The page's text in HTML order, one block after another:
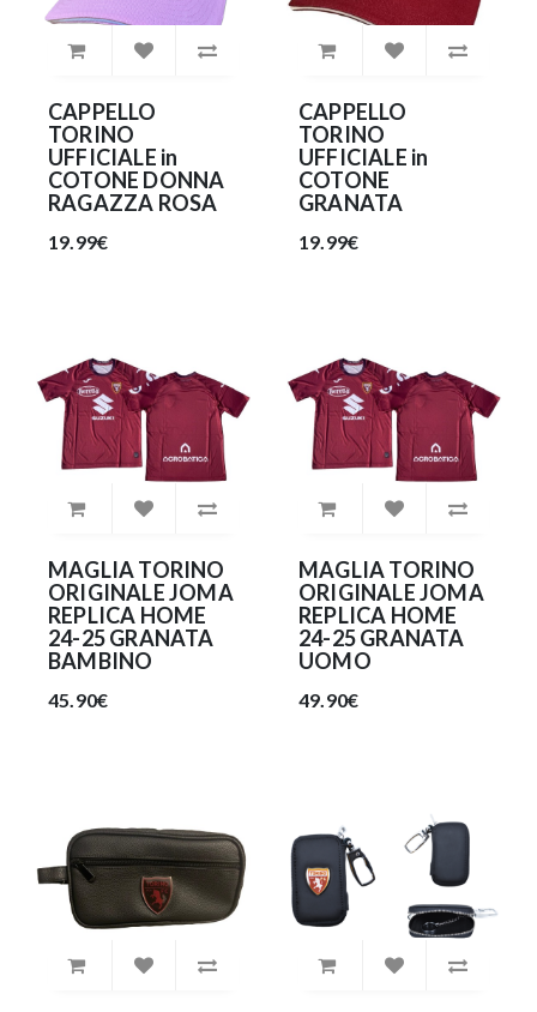
CAPPELLO
TORINO
UFFICIALE in
COTONE DONNA
RAGAZZA ROSA
19.99€
CAPPELLO
TORINO
UFFICIALE in
COTONE
GRANATA
19.99€
MAGLIA TORINO
ORIGINALE JOMA
REPLICA HOME
24-25 GRANATA
BAMBINO
45.90€
MAGLIA TORINO
ORIGINALE JOMA
REPLICA HOME
24-25 GRANATA
UOMO
49.90€